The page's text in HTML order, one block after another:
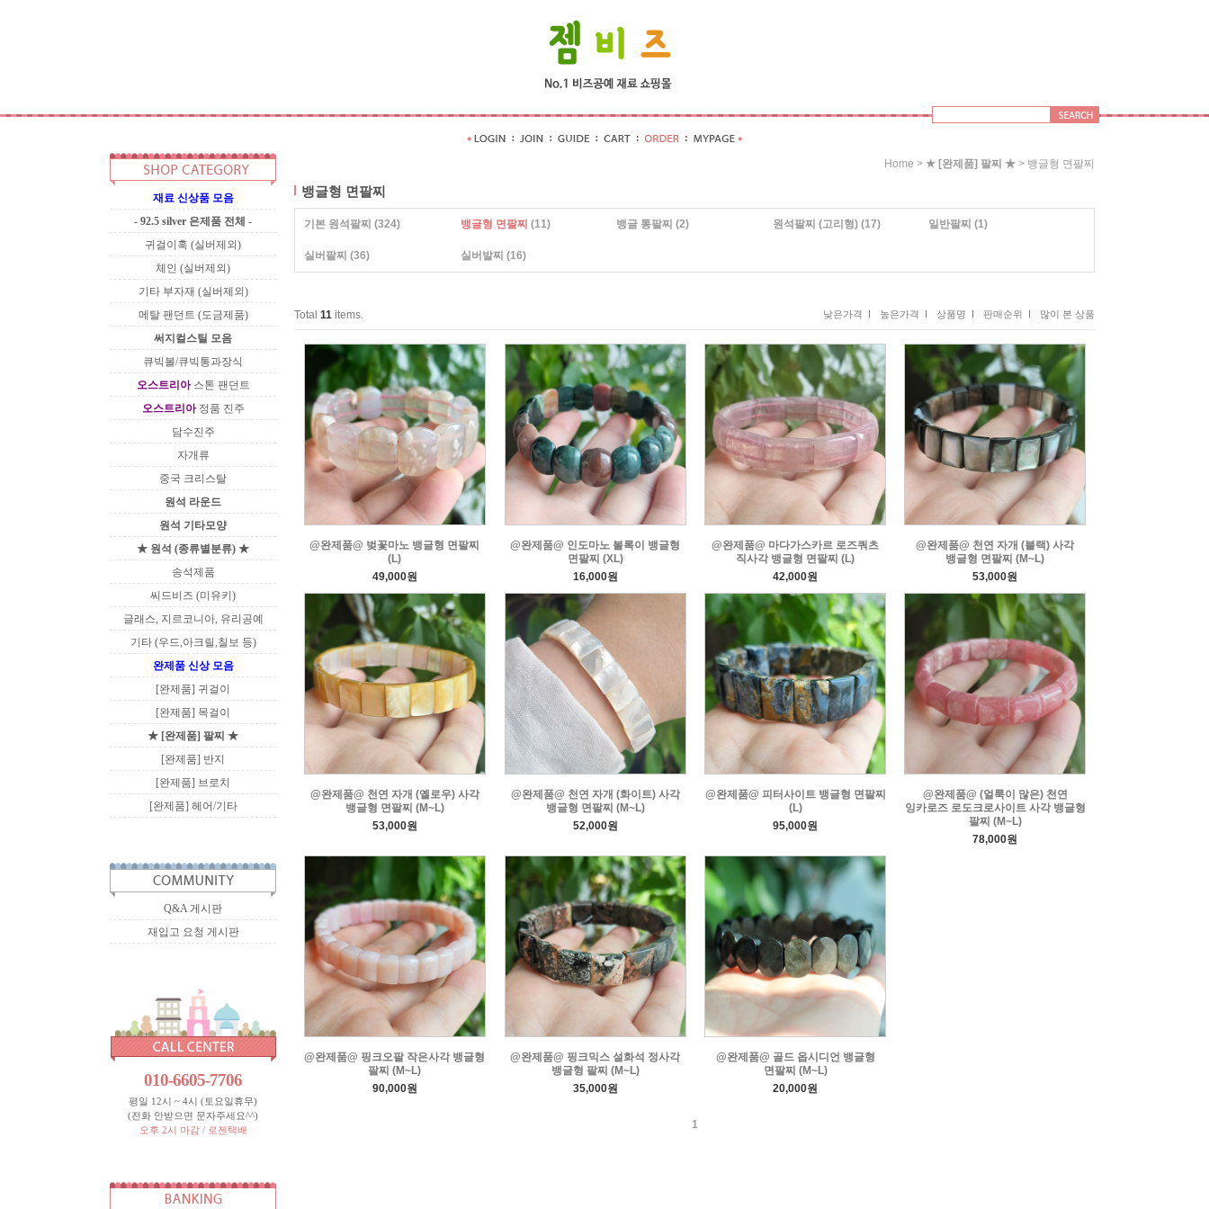
재료 신상품 모음
- 92.5 silver 은제품 전체 -
귀걸이훅 (실버제외)
체인 (실버제외)
기타 부자재 (실버제외)
메탈 팬던트 (도금제품)
써지컬스틸 모음
큐빅볼/큐빅통과장식
오스트리아스톤 팬던트
오스트리아정품 진주
담수진주
자개류
중국 크리스탈
원석 라운드
원석 기타모양
★ 원석 (종류별분류) ★
송석제품
씨드비즈 (미유키)
글래스, 지르코니아, 유리공예
기타 (우드,아크릴,칠보 등)
완제품 신상 모음
[완제품] 귀걸이
[완제품] 목걸이
★ [완제품] 팔찌 ★
[완제품] 반지
[완제품] 브로치
[완제품] 헤어/기타
Q&A 게시판
재입고 요청 게시판
010-6605-7706
평일 12시 ~ 4시 (토요일휴무)
(전화 안받으면 문자주세요^^)
오후 2시 마감 / 로젠택배
Home > ★ [완제품] 팔찌 ★ > 뱅글형 면팔찌
뱅글형 면팔찌
기본 원석팔찌 (324) 뱅글형 면팔찌 (11) 뱅글 통팔찌 (2) 원석팔찌 (고리형)(17) 일반팔찌 (1)
실버팔찌 (36) 실버발찌 (16)
Total 11 items. 낮은가격 I 높은가격 I 상품명 I 판매순위 I 많이 본 상품
@완제품@ 벚꽃마노 뱅글형 면팔찌
(L)
49,000원
@완제품@ 인도마노 볼록이 뱅글형
면팔찌 (XL)
16,000원
@완제품@ 마다가스카르 로즈쿼츠
직사각 뱅글형 면팔찌 (L)
42,000원
@완제품@ 천연 자개 (블랙) 사각
뱅글형 면팔찌 (M~L)
53,000원
@완제품@ 천연 자개 (옐로우) 사각
뱅글형 면팔찌 (M~L)
53,000원
@완제품@ 천연 자개 (화이트) 사각
뱅글형 면팔찌 (M~L)
52,000원
@완제품@ 피터사이트 뱅글형 면팔찌
(L)
95,000원
@완제품@ (얼룩이 많은) 천연
잉카로즈 로도크로사이트 사각 뱅글형
팔찌 (M~L)
78,000원
@완제품@ 핑크오팔 작은사각 뱅글형
팔찌 (M~L)
90,000원
@완제품@ 핑크믹스 설화석 정사각
뱅글형 팔찌 (M~L)
35,000원
@완제품@ 골드 옵시디언 뱅글형
면팔찌 (M~L)
20,000원
1